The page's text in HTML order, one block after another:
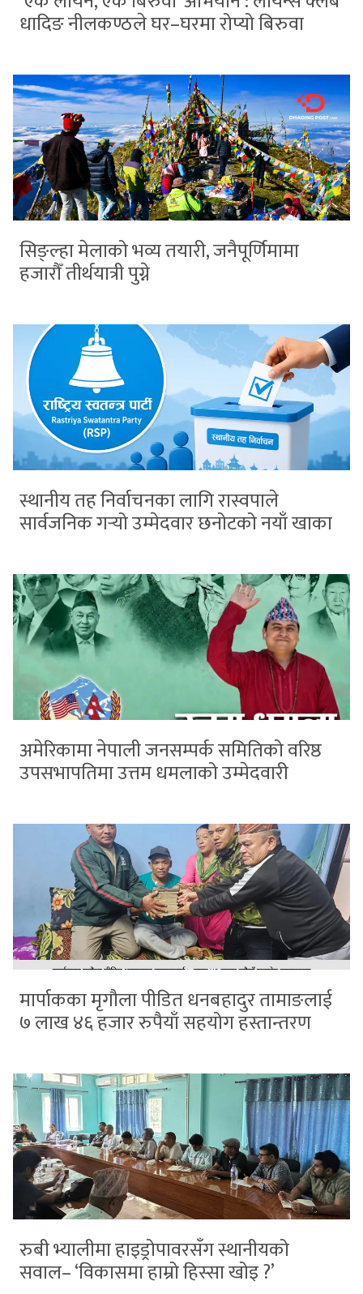
धादिङ नीलकण्ठले घर–घरमा रोप्यो बिरुवा
सिङ्ल्हा मेलाको भव्य तयारी, जनैपूर्णिमामा
हजारौँ तीर्थयात्री पुग्ने
स्थानीय तह निर्वाचनका लागि रास्वपाले
सार्वजनिक गर्‍यो उम्मेदवार छनोटको नयाँ खाका
अमेरिकामा नेपाली जनसम्पर्क समितिको वरिष्ठ
उपसभापतिमा उत्तम धमलाको उम्मेदवारी
मार्पाकका मृगौला पीडित धनबहादुर तामाङलाई
७ लाख ४६ हजार रुपैयाँ सहयोग हस्तान्तरण
रुबी भ्यालीमा हाइड्रोपावरसँग स्थानीयको
सवाल– ‘विकासमा हाम्रो हिस्सा खोइ ?’